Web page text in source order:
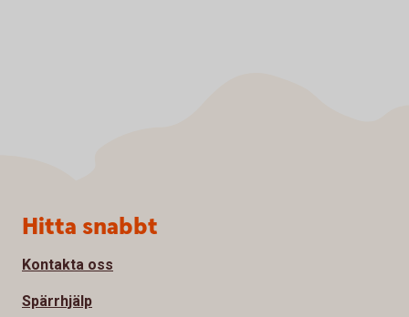
Sidfot
Hitta snabbt
Kontakta oss
Spärrhjälp